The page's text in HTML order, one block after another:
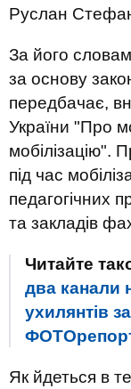
Руслан
За його
за основу
передбачає,
України "Про
мобілізацію".
під час
педагогічних
та закладів
Читайте
два канали
ухилянтів
Як йдеться в